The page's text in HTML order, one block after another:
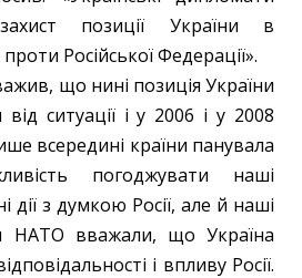
позиції України в
Російської Федерації».
що нині позиція України
від ситуації і у 2006 і у 2008
всередині країни панувала
погоджувати наші
дії з думкою Росії, але й наші
НАТО вважали, що Україна
і впливу Росії.